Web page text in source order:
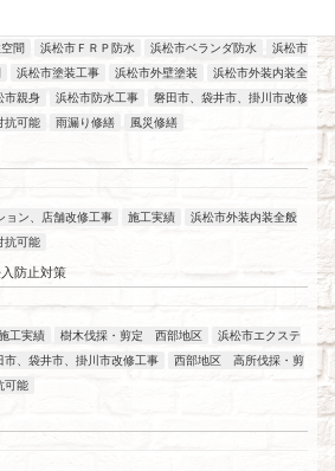
間 浜松市ＦＲＰ防水 浜松市ベランダ防水
浜松市
浜松市塗装工事 浜松市外壁塗装
浜松市外装内装全
市親身 浜松市防水工事
磐田市、袋井市、掛川市改修
抗可能 雨漏り修繕 風災修繕
ョン、店舗改修工事 施工実績
浜松市外装内装全般
抗可能
防止対策
工実績 樹木伐採・剪定 西部地区
浜松市エクステ
市、袋井市、掛川市改修工事
西部地区 高所伐採・剪
可能